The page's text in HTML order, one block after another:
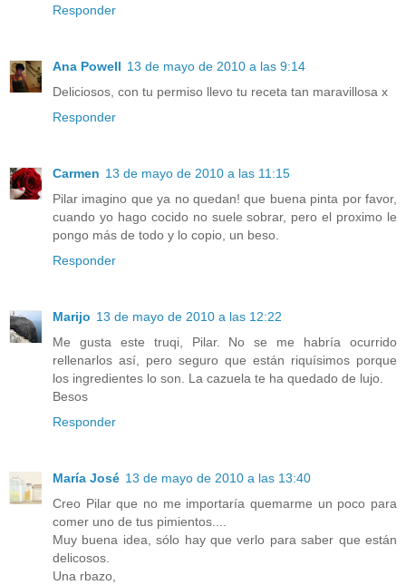
Responder
Ana Powell 13 de mayo de 2010 a las 9:14
Deliciosos, con tu permiso llevo tu receta tan maravillosa x
Responder
Carmen 13 de mayo de 2010 a las 11:15
Pilar imagino que ya no quedan! que buena pinta por favor,
cuando yo hago cocido no suele sobrar, pero el proximo le
pongo más de todo y lo copio, un beso.
Responder
Marijo 13 de mayo de 2010 a las 12:22
Me gusta este truqi, Pilar. No se me habría ocurrido
rellenarlos así, pero seguro que están riquísimos porque
los ingredientes lo son. La cazuela te ha quedado de lujo.
Besos
Responder
María José 13 de mayo de 2010 a las 13:40
Creo Pilar que no me importaría quemarme un poco para
comer uno de tus pimientos....
Muy buena idea, sólo hay que verlo para saber que están
delicosos.
Una rbazo,